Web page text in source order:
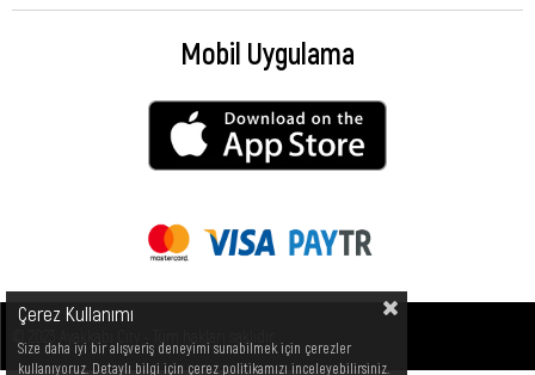
Mobil Uygulama
Çerez Kullanımı
Size daha iyi bir alışveriş deneyimi sunabilmek için çerezler
kullanıyoruz. Detaylı bilgi için çerez politikamızı inceleyebilirsiniz.